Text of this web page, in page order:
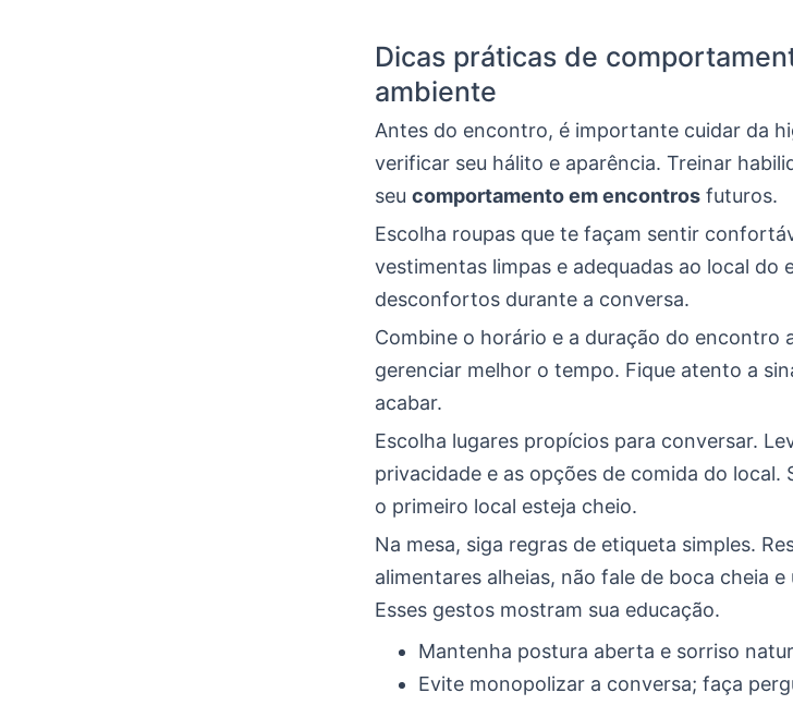
Dicas práticas de
ambiente
Antes do encontro, é importante cuidar da
verificar seu hálito e aparência. Treinar
seu comportamento em encontros futuros.
Escolha roupas que te façam sentir
vestimentas limpas e adequadas ao local do
desconfortos durante a conversa.
Combine o horário e a duração do encontro
gerenciar melhor o tempo. Fique atento a
acabar.
Escolha lugares propícios para conversar.
privacidade e as opções de comida do local.
o primeiro local esteja cheio.
Na mesa, siga regras de etiqueta simples.
alimentares alheias, não fale de boca cheia
Esses gestos mostram sua educação.
Mantenha postura aberta e sorriso
Evite monopolizar a conversa; faça